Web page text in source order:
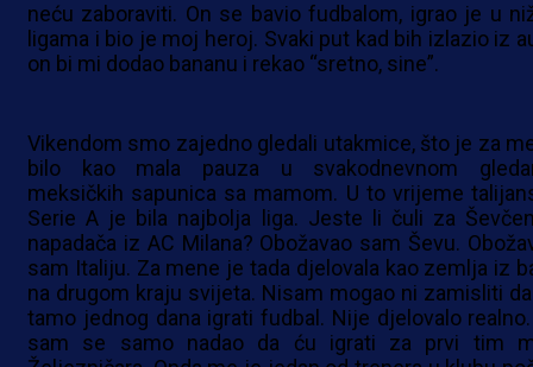
neću zaboraviti. On se bavio fudbalom, igrao je u
ligama i bio je moj heroj. Svaki put kad bih izlazio iz
on bi mi dodao bananu i rekao “sretno, sine”.
Vikendom smo zajedno gledali utakmice, što je za
bilo kao mala pauza u svakodnevnom
meksičkih sapunica sa mamom. U to vrijeme
Serie A je bila najbolja liga. Jeste li čuli za
napadača iz AC Milana? Obožavao sam Ševu.
sam Italiju. Za mene je tada djelovala kao zemlja iz
na drugom kraju svijeta. Nisam mogao ni zamisliti
tamo jednog dana igrati fudbal. Nije djelovalo
sam se samo nadao da ću igrati za prvi tim